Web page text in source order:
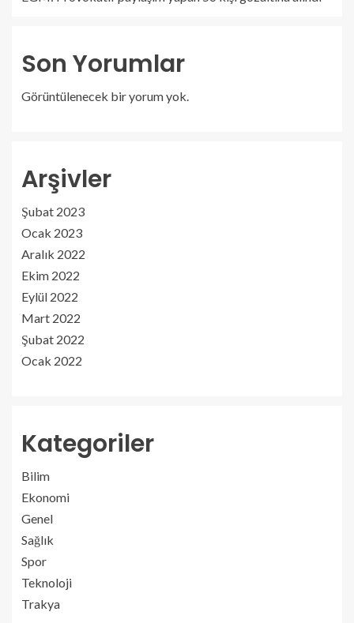
Son Yorumlar
Görüntülenecek bir yorum yok.
Arşivler
Şubat 2023
Ocak 2023
Aralık 2022
Ekim 2022
Eylül 2022
Mart 2022
Şubat 2022
Ocak 2022
Kategoriler
Bilim
Ekonomi
Genel
Sağlık
Spor
Teknoloji
Trakya